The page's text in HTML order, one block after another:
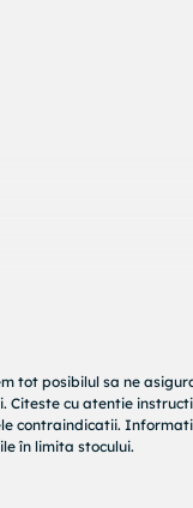
tot posibilul sa ne
Citeste cu atentie
contraindicatii.
în limita stocului.